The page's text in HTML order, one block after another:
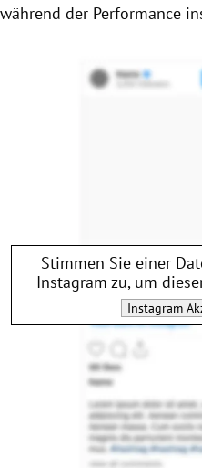
während der Performance
Stimmen Sie einer
Instagram zu, um
Instagram